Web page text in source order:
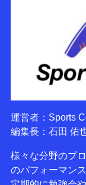
運営者：Sports
編集長：石田 佑
様々な分野のプ
のパフォーマン